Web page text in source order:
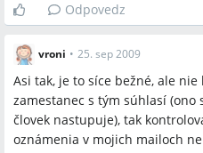
Odpovedz
vroni • 25. sep 2009
Asi tak, je to síce bežné, ale
zamestanec s tým súhlasí
človek nastupuje), tak
oznámenia v mojich mailoch